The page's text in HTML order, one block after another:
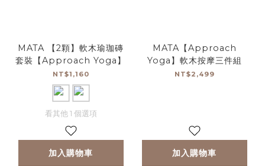
MATA 【2顆】軟木瑜珈磚
套裝【Approach Yoga】
NT$1,160
看其他 1 個選項
加入購物車
MATA【Approach
Yoga】軟木按摩三件組
NT$2,499
加入購物車